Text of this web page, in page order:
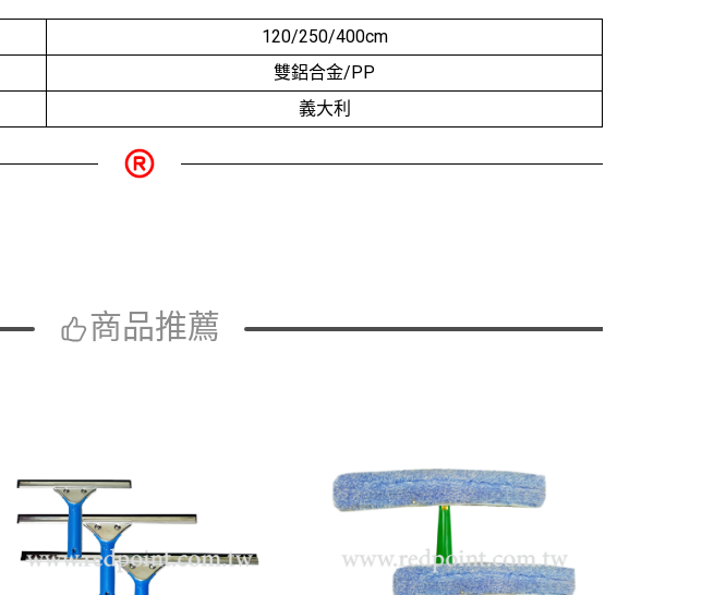
120/250/400cm
雙鋁合金/PP
義大利
商品推薦